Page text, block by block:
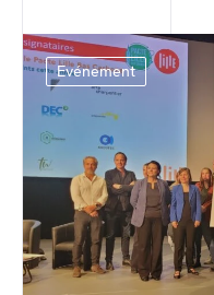
Evénement